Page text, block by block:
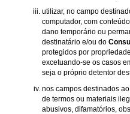
utilizar, no campo
computador, com
dano temporário ou
destinatário e/ou do
protegidos por
excetuando-se os casos
seja o próprio detentor
nos campos destinados
de termos ou materiais
abusivos, difamatórios,